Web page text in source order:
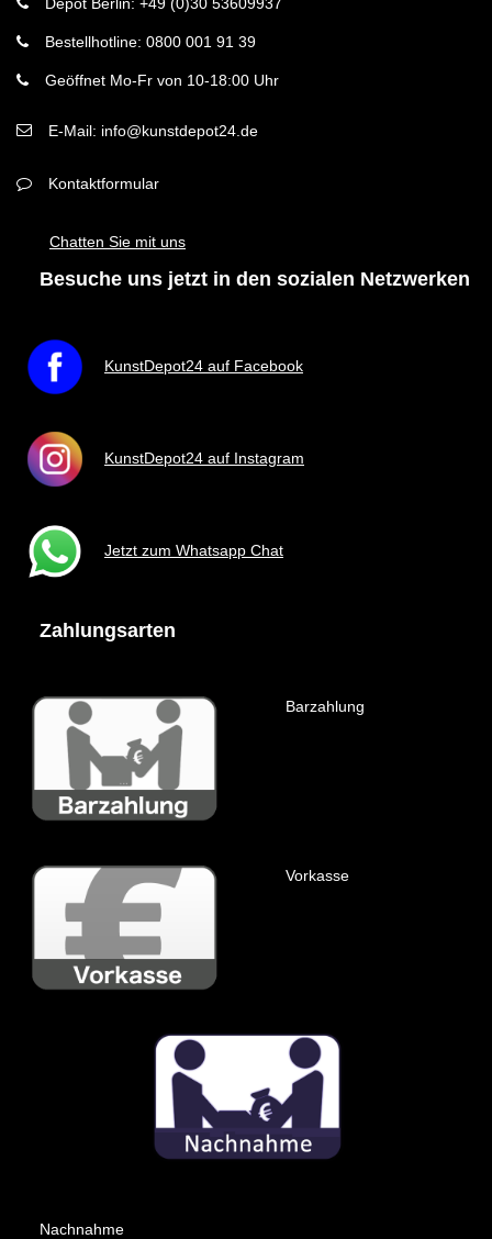
Bestellhotline: 0800 001 91 39
Geöffnet Mo-Fr von 10-18:00 Uhr
E-Mail: info@kunstdepot24.de
Kontaktformular
Chatten Sie mit uns
Besuche uns jetzt in den sozialen Netzwerken
KunstDepot24 auf Facebook
KunstDepot24 auf Instagram
Jetzt zum Whatsapp Chat
Zahlungsarten
Barzahlung
Vorkasse
Nachnahme